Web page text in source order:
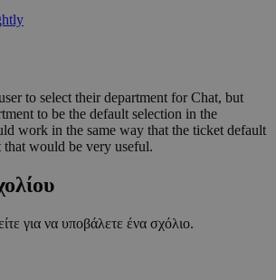
to select their department for Chat, but
to be the default selection in the
work in the same way that the ticket default
that would be very useful.
για να υποβάλετε ένα σχόλιο.